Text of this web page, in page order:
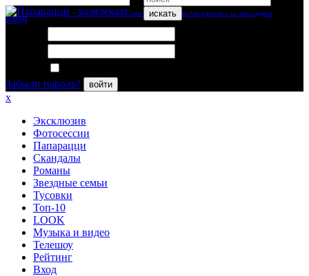
искать
вход
Забыли пароль?
войти
x
Эксклюзив
Фотосессии
Папарацци
Скандалы
Романы
Звездные семьи
Тусовки
Топ-10
LOOK
Музыка и видео
Телешоу
Рейтинг
Вход